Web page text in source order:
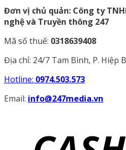
Đơn vị chủ quản: Công ty
nghệ và Truyền thông 247
Mã số thuế: 0318639408
Địa chỉ: 24/7 Tam Bình, P. Hiệp
Hotline: 0974.503.573
Email: info@247media.vn